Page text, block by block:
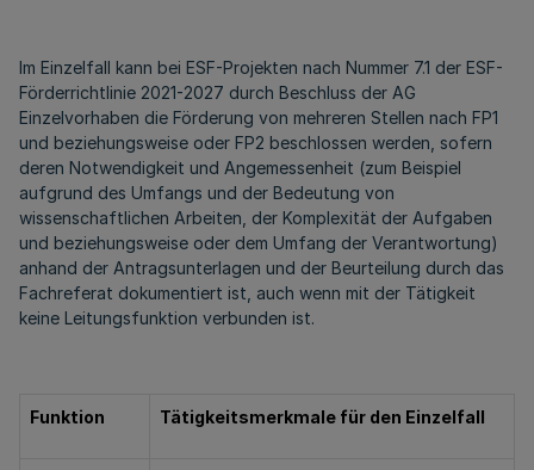
Im Einzelfall kann bei ESF-Projekten nach Nummer 7.1 der ESF-
Förderrichtlinie 2021-2027 durch Beschluss der AG
Einzelvorhaben die Förderung von mehreren Stellen nach FP1
und beziehungsweise oder FP2 beschlossen werden, sofern
deren Notwendigkeit und Angemessenheit (zum Beispiel
aufgrund des Umfangs und der Bedeutung von
wissenschaftlichen Arbeiten, der Komplexität der Aufgaben
und beziehungsweise oder dem Umfang der Verantwortung)
anhand der Antragsunterlagen und der Beurteilung durch das
Fachreferat dokumentiert ist, auch wenn mit der Tätigkeit
keine Leitungsfunktion verbunden ist.
Funktion Tätigkeitsmerkmale für den Einzelfall